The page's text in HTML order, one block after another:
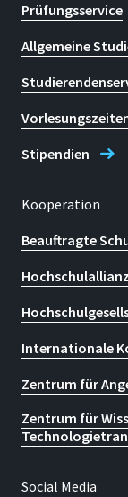
Prüfungsservice
Allgemeine
Stipendien
Kooperation
Beauftragte
Internationale
Zentrum für
Zentrum für
Social Media